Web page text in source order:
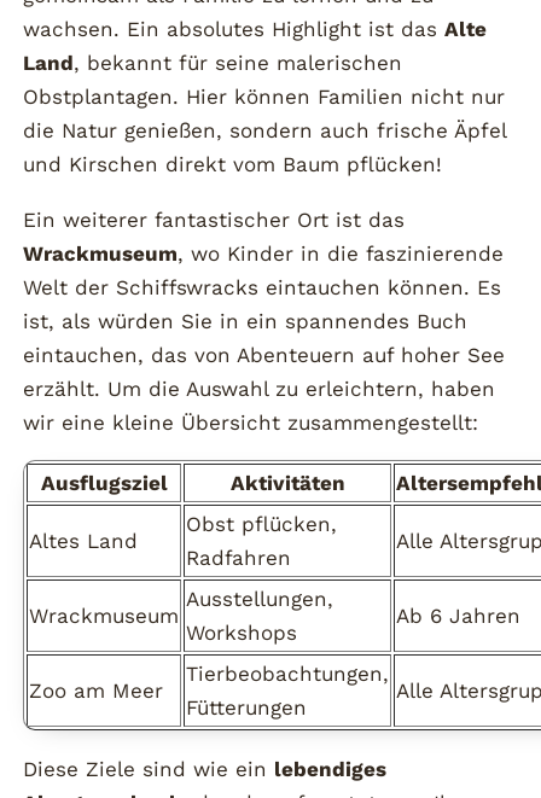
wachsen. Ein absolutes Highlight ist dasAlte
Land, bekannt für seine malerischen
Obstplantagen. Hier können Familien nicht nur
die Natur genießen, sondern auch frische Äpfel
und Kirschen direkt vom Baum pflücken!
Ein weiterer fantastischer Ort ist das
Wrackmuseum, wo Kinder in die faszinierende
Welt der Schiffswracks eintauchen können. Es
ist, als würden Sie in ein spannendes Buch
eintauchen, das von Abenteuern auf hoher See
erzählt. Um die Auswahl zu erleichtern, haben
wir eine kleine Übersicht zusammengestellt:
Ausflugsziel Aktivitäten
Altes Land
Obst pflücken,
Radfahren
Alle
Wrackmuseum
Ausstellungen,
Workshops
Ab 6 Jahren
Zoo am Meer
Tierbeobachtungen,
Fütterungen
Alle
Diese Ziele sind wie ein lebendiges